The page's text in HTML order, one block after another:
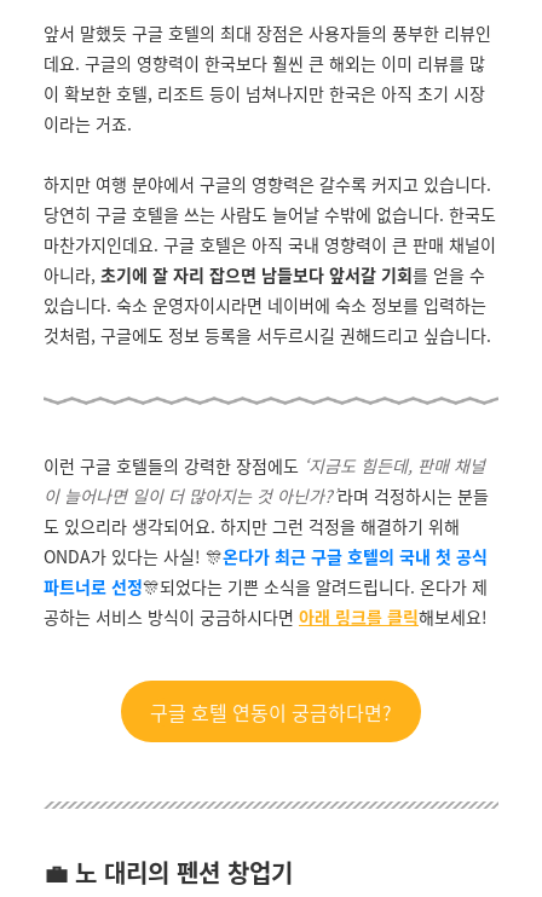
앞서 말했듯 구글 호텔의 최대 장점은 사용자들의 풍부한 리뷰인
데요. 구글의 영향력이 한국보다 훨씬 큰 해외는 이미 리뷰를 많
이 확보한 호텔, 리조트 등이 넘쳐나지만 한국은 아직 초기 시장
이라는 거죠.
하지만 여행 분야에서 구글의 영향력은 갈수록 커지고 있습니다.
당연히 구글 호텔을 쓰는 사람도 늘어날 수밖에 없습니다. 한국도
마찬가지인데요. 구글 호텔은 아직 국내 영향력이 큰 판매 채널이
아니라, 초기에 잘 자리 잡으면 남들보다 앞서갈 기회를 얻을 수
있습니다. 숙소 운영자이시라면 네이버에 숙소 정보를 입력하는
것처럼, 구글에도 정보 등록을 서두르시길 권해드리고 싶습니다.
이런 구글 호텔들의 강력한 장점에도 ‘지금도 힘든데, 판매 채널
이 늘어나면 일이 더 많아지는 것 아닌가?’라며 걱정하시는 분들
도 있으리라 생각되어요. 하지만 그런 걱정을 해결하기 위해
ONDA가 있다는 사실! 🎊온다가 최근 구글 호텔의 국내 첫 공식
파트너로 선정🎊되었다는 기쁜 소식을 알려드립니다. 온다가 제
공하는 서비스 방식이 궁금하시다면 아래 링크를 클릭해보세요!
구글 호텔 연동이 궁금하다면?
💼 노 대리의 펜션 창업기